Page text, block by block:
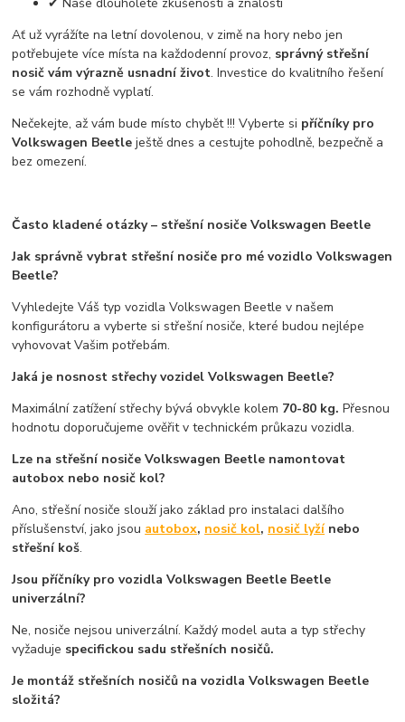
Ať už vyrážíte na letní dovolenou, v zimě na hory nebo jen
potřebujete více místa na každodenní provoz, správný střešní
nosič vám výrazně usnadní život. Investice do kvalitního řešení
se vám rozhodně vyplatí.
Nečekejte, až vám bude místo chybět !!! Vyberte si příčníky pro
Volkswagen Beetleještě dnes a cestujte pohodlně, bezpečně a
bez omezení.
Často kladené otázky – střešní nosiče Volkswagen Beetle
Jak správně vybrat střešní nosiče pro mé vozidlo Volkswagen
Beetle?
Vyhledejte Váš typ vozidla Volkswagen Beetle v našem
konfigurátoru a vyberte si střešní nosiče, které budou nejlépe
vyhovovat Vašim potřebám.
Jaká je nosnost střechy vozidel Volkswagen Beetle?
Maximální zatížení střechy bývá obvykle kolem 70-80 kg. Přesnou
hodnotu doporučujeme ověřit v technickém průkazu vozidla.
Lze na střešní nosiče Volkswagen Beetle namontovat
autobox nebo nosič kol?
Ano, střešní nosiče slouží jako základ pro instalaci dalšího
příslušenství, jako jsou autobox, nosič kol, nosič lyžínebo
střešní koš.
Jsou příčníky pro vozidla Volkswagen Beetle Beetle
univerzální?
Ne, nosiče nejsou univerzální. Každý model auta a typ střechy
vyžaduje specifickou sadu střešních nosičů.
Je montáž střešních nosičů na vozidla Volkswagen Beetle
složitá?